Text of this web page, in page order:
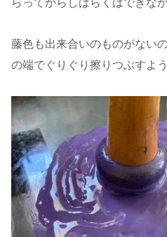
らってからしばらくはできなか
藤色も出来合いのものがない
の端でぐりぐり擦りつぶすよ